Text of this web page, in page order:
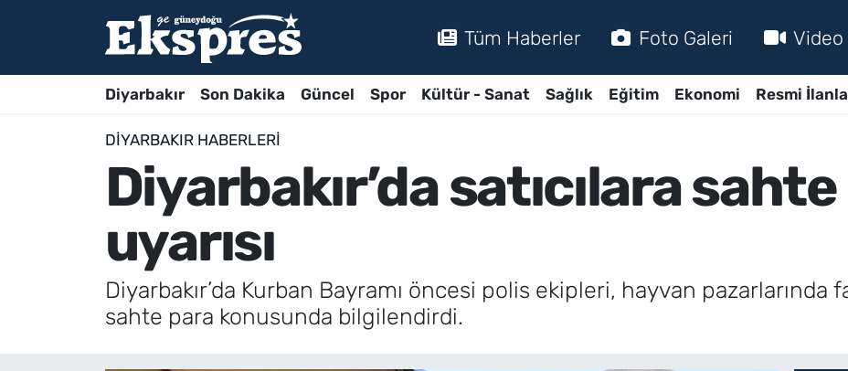
Tüm Haberler Foto Galeri Video
Diyarbakır Son Dakika Güncel Spor Kültür - Sanat Sağlık Eğitim Ekonomi Resmi
DIYARBAKIR HABERLERI
Diyarbakır’da satıcılara
uyarısı
Diyarbakır’da Kurban Bayramı öncesi polis ekipleri, hayvan pazarlarında
sahte para konusunda bilgilendirdi.